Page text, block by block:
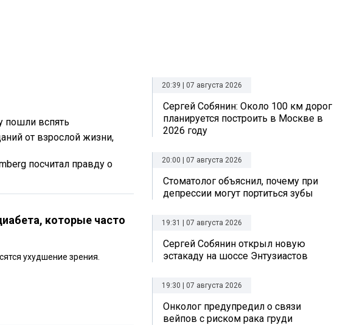
пошли вспять
от взрослой жизни,
посчитал правду о
которые часто
ухудшение зрения.
20:39 | 07 августа 2026
Сергей Собянин: Около 100 км дорог
планируется построить в Москве в
2026 году
20:00 | 07 августа 2026
Стоматолог объяснил, почему при
депрессии могут портиться зубы
19:31 | 07 августа 2026
Сергей Собянин открыл новую
эстакаду на шоссе Энтузиастов
19:30 | 07 августа 2026
Онколог предупредил о связи
вейпов с риском рака груди